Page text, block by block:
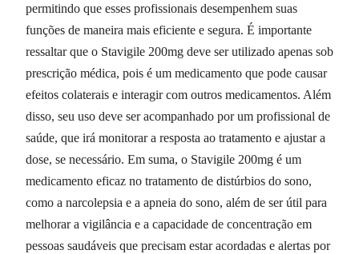
permitindo que esses profissionais desempenhem suas
funções de maneira mais eficiente e segura. É importante
ressaltar que o Stavigile 200mg deve ser utilizado apenas sob
prescrição médica, pois é um medicamento que pode causar
efeitos colaterais e interagir com outros medicamentos. Além
disso, seu uso deve ser acompanhado por um profissional de
saúde, que irá monitorar a resposta ao tratamento e ajustar a
dose, se necessário. Em suma, o Stavigile 200mg é um
medicamento eficaz no tratamento de distúrbios do sono,
como a narcolepsia e a apneia do sono, além de ser útil para
melhorar a vigilância e a capacidade de concentração em
pessoas saudáveis que precisam estar acordadas e alertas por